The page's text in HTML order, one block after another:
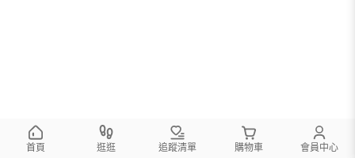
首頁 逛逛 追蹤清單 購物車 會員中心